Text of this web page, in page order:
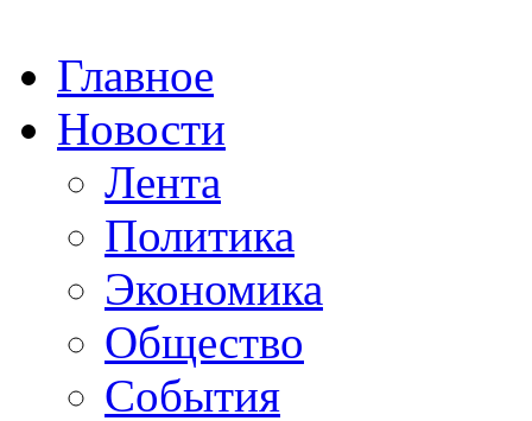
Главное
Новости
Лента
Политика
Экономика
Общество
События